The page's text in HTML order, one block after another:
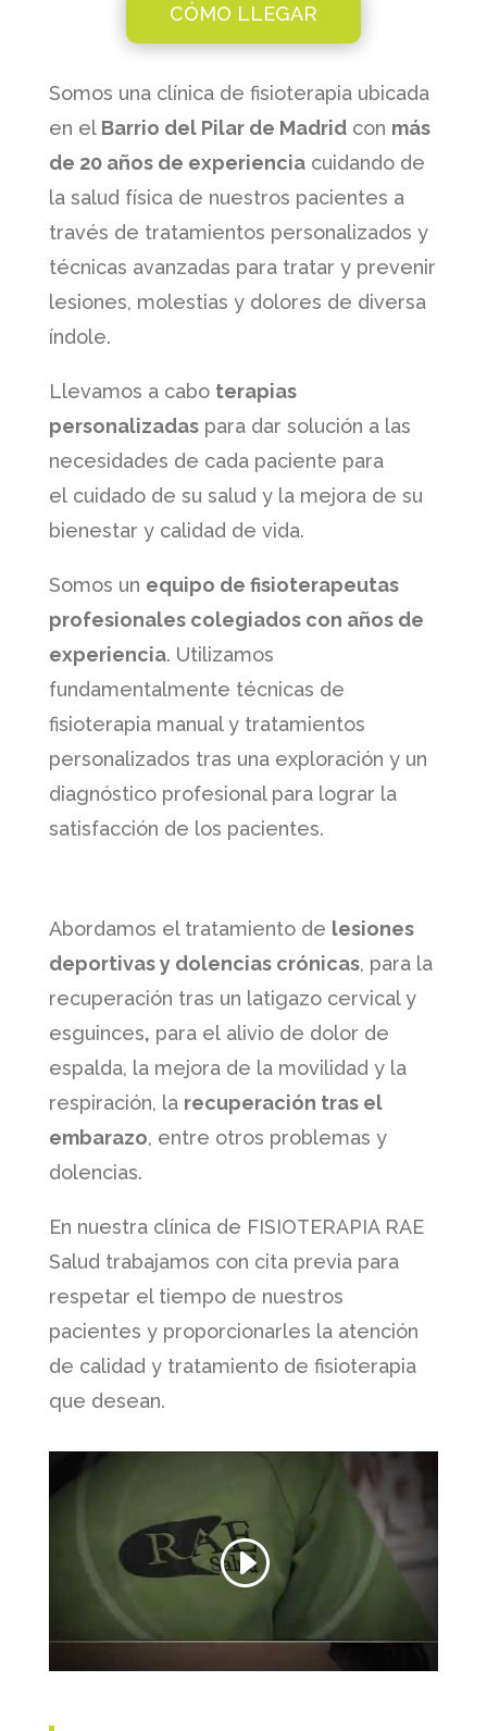
CÓMO LLEGAR
Somos una clínica de fisioterapia ubicada
en el Barrio del Pilar de Madridcon más
de 20 años de experienciacuidando de
la salud física de nuestros pacientes a
través de tratamientos personalizados y
técnicas avanzadas para tratar y prevenir
lesiones, molestias y dolores de diversa
índole.
Llevamos a cabo terapias
personalizadaspara dar solución a las
necesidades de cada paciente para
el cuidado de su salud y la mejora de su
bienestar y calidad de vida.
Somos un equipo de fisioterapeutas
profesionales colegiados con años de
experiencia. Utilizamos
fundamentalmente técnicas de
fisioterapia manual y tratamientos
personalizados tras una exploración y un
diagnóstico profesional para lograr la
satisfacción de los pacientes.
Abordamos el tratamiento de lesiones
deportivas y dolencias crónicas, para la
recuperación tras un latigazo cervical y
esguinces, para el alivio de dolor de
espalda, la mejora de la movilidad y la
respiración, la recuperación tras el
embarazo, entre otros problemas y
dolencias.
En nuestra clínica de FISIOTERAPIA RAE
Salud trabajamos con cita previa para
respetar el tiempo de nuestros
pacientes y proporcionarles la atención
de calidad y tratamiento de fisioterapia
que desean.